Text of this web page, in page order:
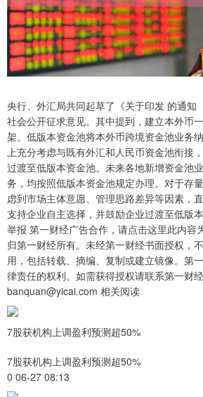
央行、外汇局共同起草了《关于印发 的通知
社会公开征求意见。其中提到，建立本外币
架。低版本资金池将本外币跨境资金池业务
上充分考虑与既有外汇和人民币资金池衔接
过渡至低版本资金池。未来各地新增资金池
务，均按照低版本资金池规定办理。对于存
虑到市场主体意愿、管理思路差异等因素，
支持企业自主选择，并鼓励企业过渡至低版本
举报 第一财经广告合作，请点击这里此内容
归第一财经所有。未经第一财经书面授权，
用，包括转载、摘编、复制或建立镜像。第
律责任的权利。如需获得授权请联系第一财
banquan@yicai.com 相关阅读
7股获机构上调盈利预测超50%
7股获机构上调盈利预测超50%
0 06-27 08:13